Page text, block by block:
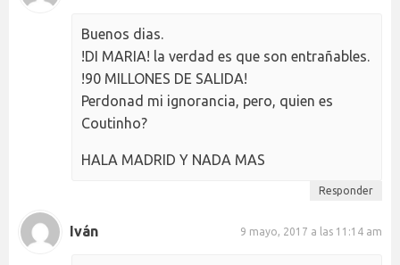
Buenos dias.
!DI MARIA! la verdad es que son entrañables.
!90 MILLONES DE SALIDA!
Perdonad mi ignorancia, pero, quien es
Coutinho?
HALA MADRID Y NADA MAS
Responder
Iván 9 mayo, 2017 a las 11:14 am